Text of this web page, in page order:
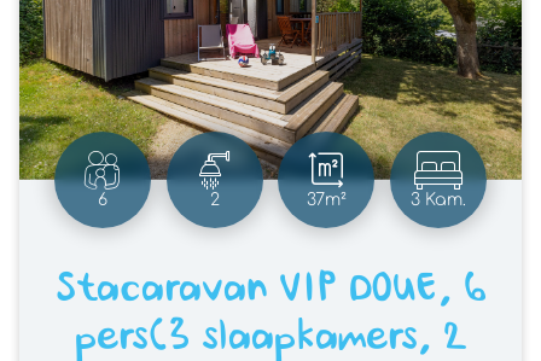
6 2 37m² 3 Kam.
Stacaravan VIP DOUE, 6
pers(3 slaapkamers, 2